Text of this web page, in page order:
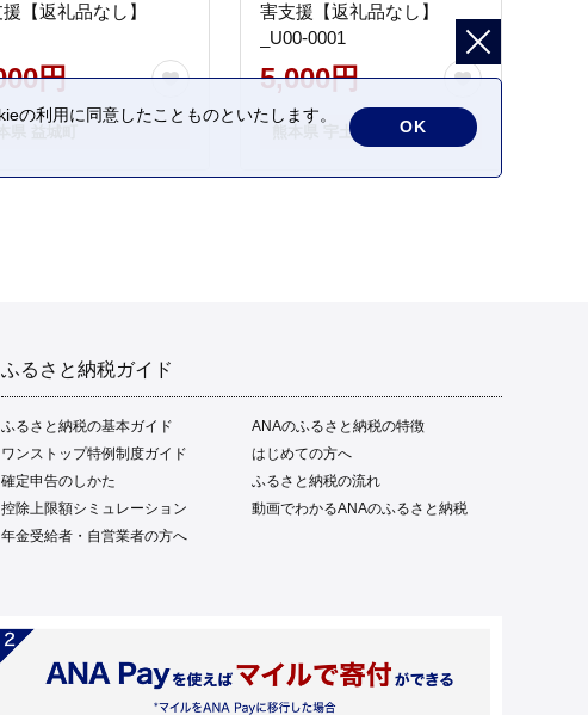
【返礼品なし】
円
害支援【返礼品なし】
_U00-0001
5,000円
熊本県 宇土市
ふるさと納税ガイド
ふるさと納税の基本ガイド
ANAのふるさと納税の特徴
ワンストップ特例制度ガイド
はじめての方へ
確定申告のしかた
ふるさと納税の流れ
控除上限額シミュレーション
動画でわかるANAのふるさと納税
年金受給者・自営業者の方へ
の利用に同意したことものといたします。
OK